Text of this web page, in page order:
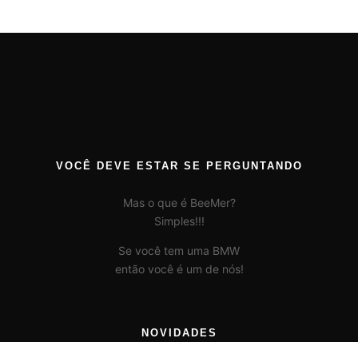
VOCÊ DEVE ESTAR SE PERGUNTANDO
Mas o que é BeeMer?
Simples!!!
Se você tem uma BMW
então você é um de nós!
NOVIDADES